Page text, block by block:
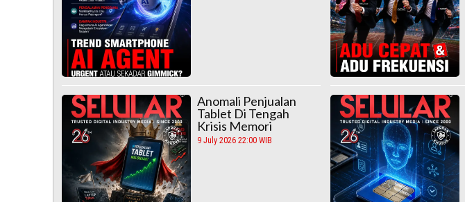
Anomali Penjualan
Tablet Di Tengah
Krisis Memori
9 July 2026 22:00 WIB